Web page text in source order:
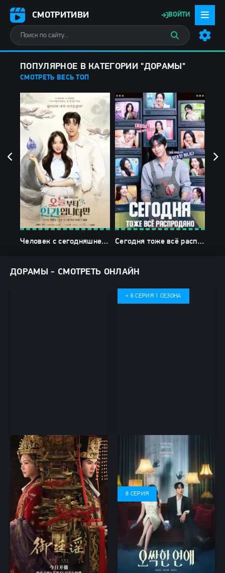
СМОТРИТИВИ ВОЙТИ
ПОПУЛЯРНОЕ В КАТЕГОРИИ "ДОРАМЫ"
СМОТРЕТЬ ВЕСЬ ТОП
Человек с сегодняшнего дня Сегодня тоже всё распродано
ДОРАМЫ - СМОТРЕТЬ ОНЛАЙН
Империя как выкуп
исторический
Пугающий роман
комедия, фантастика,
романтика, ужасы, Призраки,
Работа, дорама
+ 6 СЕРИЯ 1 СЕЗОНА
8 СЕРИЯ